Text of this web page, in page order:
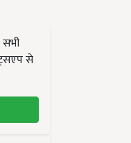
से